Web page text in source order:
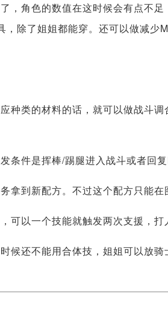
，角色的数值在这时候会有点不
除了姐姐都能穿。还可以做减少
种类的材料的话，就可以做战斗
条件是挥棒/踢腿进入战斗或者回
到新配方。不过这个配方只能在
可以一个技能就触发两次支援，打
候还不能用合体技，姐姐可以放